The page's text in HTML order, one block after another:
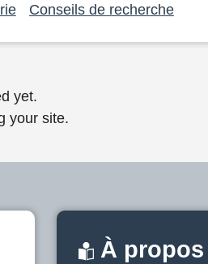
Conseils de recherche
yet.
your site.
À propos